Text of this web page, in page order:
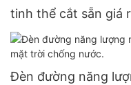
tinh thể cắt sẵn giá
182mm, công suất
Đèn đường năng